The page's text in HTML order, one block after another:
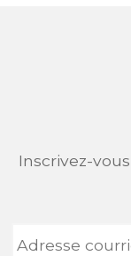
Inscrivez-